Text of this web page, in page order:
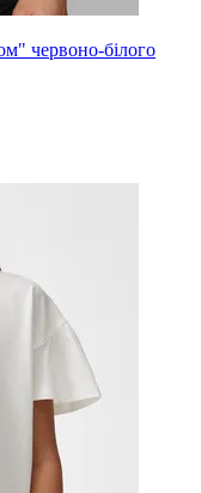
червоно-білого